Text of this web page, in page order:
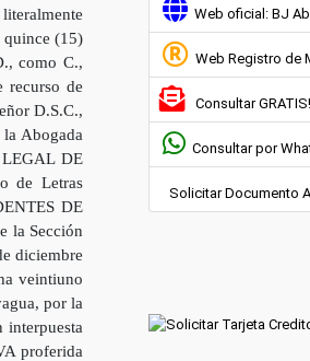
quince (15)
como C.,
recurso de
D.S.C.,
Abogada
DE
de Letras
DE
la Sección
diciembre
veintiuno
por la
proferida
Web oficial: BJ
Web Registro de
Consultar GRATIS!
Consultar por
Solicitar Documento